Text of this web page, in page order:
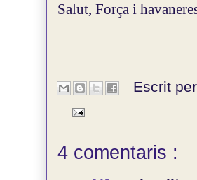
Salut, Força i
Escrit
4 comentaris :